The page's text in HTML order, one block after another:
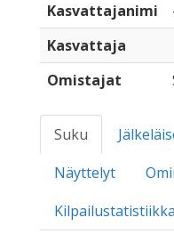
Kasvattajanimi
Kasvattaja
Omistajat
Suku
Näyttelyt
Kilpailustatistiikka